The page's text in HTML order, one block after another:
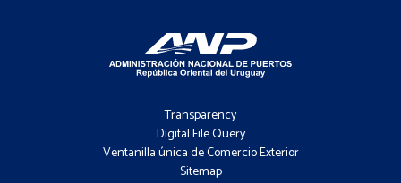
-
Menú
Transparency
Digital File Query
Ventanilla única de Comercio Exterior
Sitemap